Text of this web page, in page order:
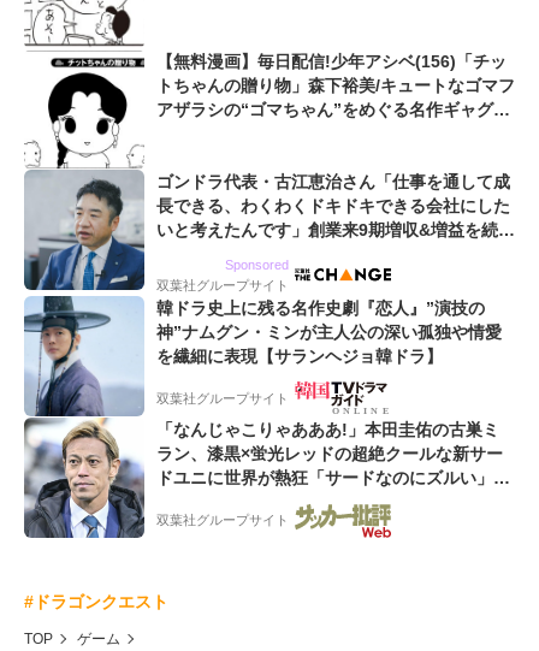
【無料漫画】毎日配信!少年アシベ(156)「チッ
トちゃんの贈り物」森下裕美/キュートなゴマフ
アザラシの“ゴマちゃん”をめぐる名作ギャグ4
ゴンドラ代表・古江恵治さん「仕事を通して成
長できる、わくわくドキドキできる会社にした
いと考えたんです」創業来9期増収&増益を続け
Sponsored
双葉社グループサイト
韓ドラ史上に残る名作史劇『恋人』”演技の
神”ナムグン・ミンが主人公の深い孤独や情愛
を繊細に表現【サランヘジョ韓ドラ】
双葉社グループサイト
「なんじゃこりゃあああ!」本田圭佑の古巣ミ
ラン、漆黒×蛍光レッドの超絶クールな新サー
ドユニに世界が熱狂「サードなのにズルい」
「こりゃかっけえわ」
双葉社グループサイト
#ドラゴンクエスト
TOP
ゲーム